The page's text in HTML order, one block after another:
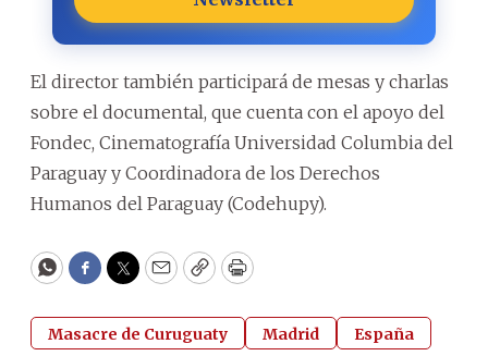
El director también participará de mesas y charlas
sobre el documental, que cuenta con el apoyo del
Fondec, Cinematografía Universidad Columbia del
Paraguay y Coordinadora de los Derechos
Humanos del Paraguay (Codehupy).
WhatsApp
Facebook
Twitter
EmailCopyPrint
Masacre de Curuguaty Madrid España